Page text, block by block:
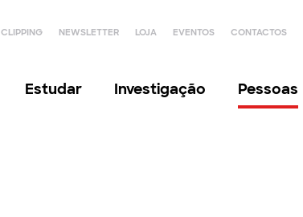
CLIPPING NEWSLETTER LOJA EVENTOS CONTACTOS
Estudar Investigação Pessoas